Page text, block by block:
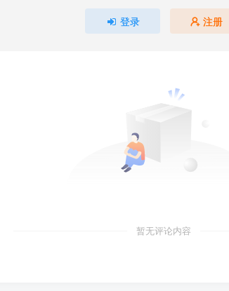
登录 注册
暂无评论内容